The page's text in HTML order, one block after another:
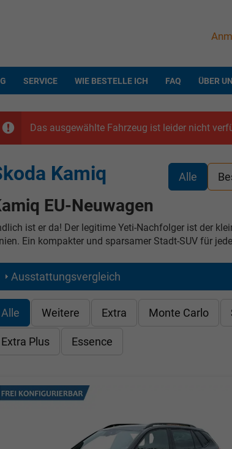
SERVICE WIE BESTELLE ICH FAQ ÜBER
Das ausgewählte Fahrzeug ist leider nicht
Alle
Kamiq
EU-Neuwagen
ist er da! Der legitime Yeti-Nachfolger ist der
Ein kompakter und sparsamer Stadt-SUV für
Ausstattungsvergleich
Alle Weitere Extra Monte Carlo
Extra Plus Essence